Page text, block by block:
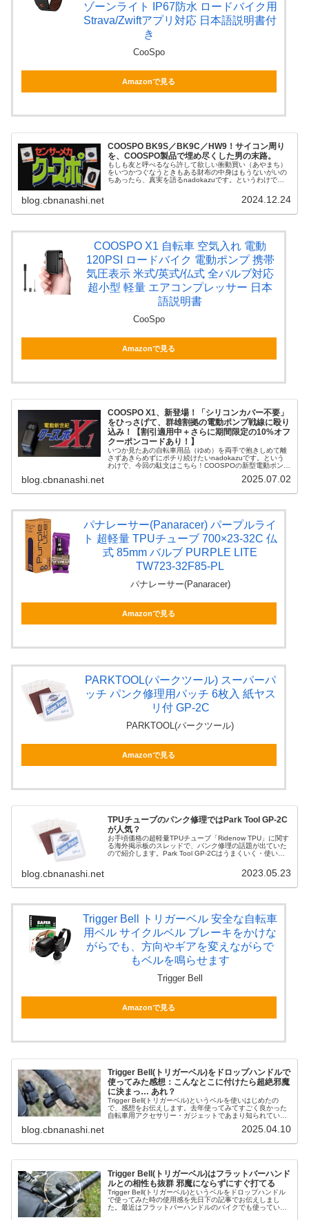
ゾーンライト IP67防水 ロードバイク用
Strava/Zwiftアプリ対応 日本語説明書付
き
CooSpo
Amazonで見る
COOSPO BK9S／BK9C／HW9！サイコン周り
を、COOSPO製品で埋め尽くした男の末路。
もしも友と呼べるなら許して欲しい衝動買い（あやまち）
をいつかつぐなうときもある財布の中身はもうないがいの
ちあったら、真実を語るnadokazuです。というわけで、
blog.cbnanashi.net 2024.12.24
COOSPO X1 自転車 空気入れ 電動
120PSI ロードバイク 電動ポンプ 携帯
気圧表示 米式/英式/仏式 全バルブ対応
超小型 軽量 エアコンプレッサー 日本
語説明書
CooSpo
Amazonで見る
COOSPO X1、新登場！「シリコンカバー不要」
をひっさげて、群雄割拠の電動ポンプ戦線に殴り
込み！【割引適用中＋さらに期間限定の10%オフ
クーポンコードあり！】
いつか見たあの自転車用品（ゆめ）を両手で抱きしめて離
さずあきらめずにポチり続けたいnadokazuです。という
わけで、今回の駄文はこちら！COOSPOの新型電動ポン
blog.cbnanashi.net 2025.07.02
パナレーサー(Panaracer) パープルライ
ト 超軽量 TPUチューブ 700×23-32C 仏
式 85mm バルブ PURPLE LITE
TW723-32F85-PL
パナレーサー(Panaracer)
Amazonで見る
PARKTOOL(パークツール) スーパーパ
ッチ パンク修理用パッチ 6枚入 紙ヤス
リ付 GP-2C
PARKTOOL(パークツール)
Amazonで見る
TPUチューブのパンク修理ではPark Tool GP-2C
が人気？
お手頃価格の超軽量TPUチューブ「Ridenow TPU」に関す
る海外掲示板のスレッドで、パンク修理の話題が出ていた
ので紹介します。Park Tool GP-2Cはうまくいく・使いや
blog.cbnanashi.net 2023.05.23
Trigger Bell トリガーベル 安全な自転車
用ベル サイクルベル ブレーキをかけな
がらでも、方向やギアを変えながらで
もベルを鳴らせます
Trigger Bell
Amazonで見る
Trigger Bell(トリガーベル)をドロップハンドルで
使ってみた感想：こんなとこに付けたら超絶邪魔
に決まっ… あれ？
Trigger Bell(トリガーベル)というベルを使いはじめたの
で、感想をお伝えします。去年使ってみてすごく良かった
自転車用アクセサリー・ガジェットであまり知られていな
blog.cbnanashi.net 2025.04.10
Trigger Bell(トリガーベル)はフラットバーハンド
ルとの相性も抜群 邪魔にならずにすぐ打てる
Trigger Bell(トリガーベル)というベルをドロップハンドル
で使ってみた時の使用感を先日下の記事でお伝えしまし
た。最近はフラットバーハンドルのバイクでも使っている